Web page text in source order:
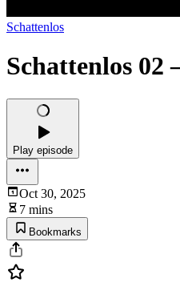
Schattenlos
Schattenlos 02
Play episode
Oct 30, 2025
7 mins
Bookmarks